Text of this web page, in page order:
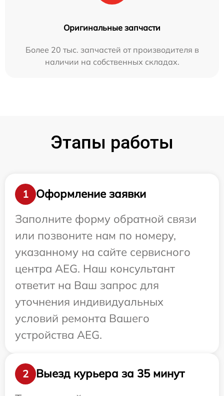
Оригинальные запчасти
Более 20 тыс. запчастей от производителя в
наличии на собственных складах.
Этапы работы
1
Оформление заявки
Заполните форму обратной связи
или позвоните нам по номеру,
указанному на сайте сервисного
центра AEG. Наш консультант
ответит на Ваш запрос для
уточнения индивидуальных
условий ремонта Вашего
устройства AEG.
2
Выезд курьера за 35 минут